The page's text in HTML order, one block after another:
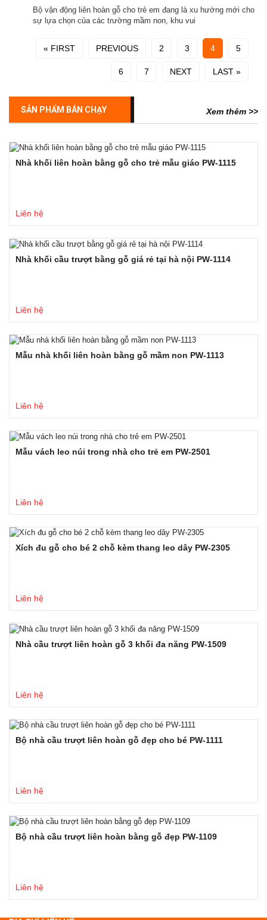
Bộ vận động liên hoàn gỗ cho trẻ em đang là xu hướng mới cho
sự lựa chọn của các trường mầm non, khu vui
« FIRST PREVIOUS 2 3 4 5
6 7 NEXT LAST »
SẢN PHẨM BÁN CHẠY Xem thêm >>
Nhà khối liên hoàn bằng gỗ cho trẻ mẫu giáo PW-1115
Liên hệ
Nhà khối cầu trượt bằng gỗ giá rẻ tại hà nội PW-1114
Liên hệ
Mẫu nhà khối liên hoàn bằng gỗ mầm non PW-1113
Liên hệ
Mẫu vách leo núi trong nhà cho trẻ em PW-2501
Liên hệ
Xích đu gỗ cho bé 2 chỗ kèm thang leo dây PW-2305
Liên hệ
Nhà cầu trượt liên hoàn gỗ 3 khối đa năng PW-1509
Liên hệ
Bộ nhà cầu trượt liên hoàn gỗ đẹp cho bé PW-1111
Liên hệ
Bộ nhà cầu trượt liên hoàn bằng gỗ đẹp PW-1109
Liên hệ